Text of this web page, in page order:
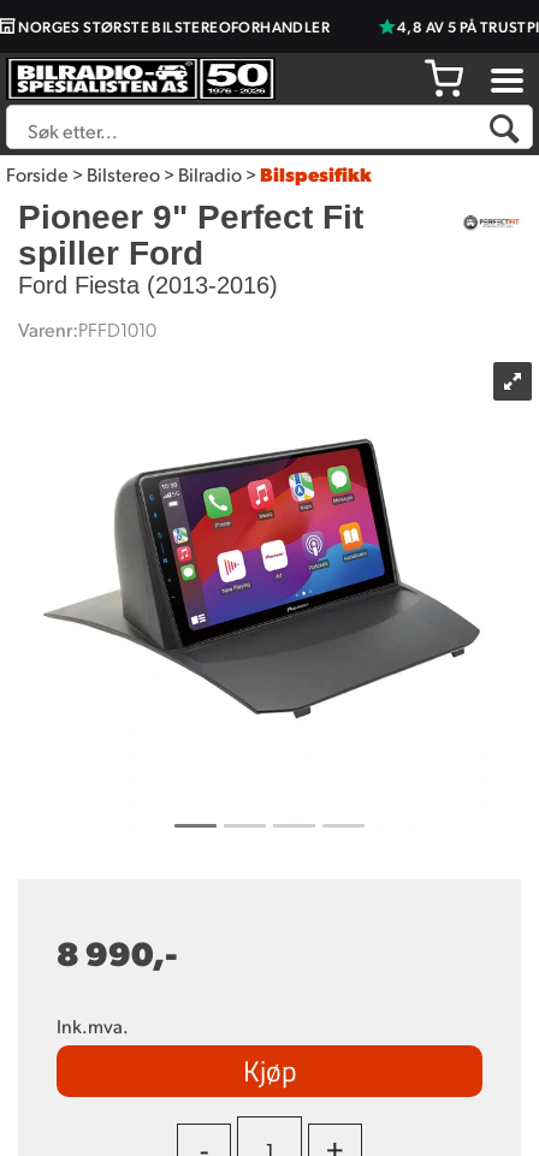
STØRSTE BILSTEREOFORHANDLER 4,8 AV 5 PÅ
Forside>Bilstereo>Bilradio>Bilspesifikk
Pioneer 9" Perfect Fit
spiller Ford
Ford Fiesta (2013-2016)
Varenr:PFFD1010
8 990,-
Ink.mva.
Kjøp